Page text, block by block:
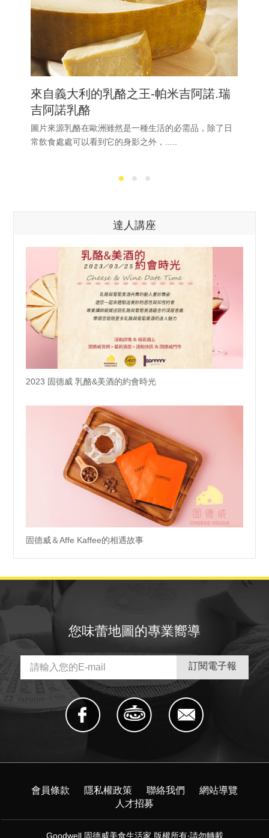
來自義大利的乳酪之王-帕米吉阿諾.瑞
吉阿諾乳酪
圖片來源乳酪在歐洲雖然是一種生活的必需品，除了日
常飲食處處可以看到它的身影之外，.....
達人講座
2023 固德威 乳酪&美酒的約會時光
固德威＆Affe Kaffee的相遇故事
您味蕾地圖的專業嚮導
會員條款 隱私權政策 聯絡我們
網站導覽
人才招募
Goodwell 固德威美食生活家 版權所有‧請勿轉載